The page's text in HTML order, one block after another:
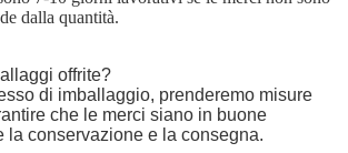
dalla quantità.
offrite?
di imballaggio, prenderemo misure
che le merci siano in buone
la conservazione e la consegna.